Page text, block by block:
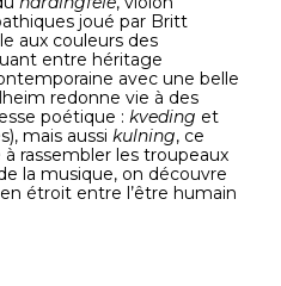
joué par Britt
aux couleurs des
entre héritage
avec une belle
redonne vie à des
poétique :kveding et
mais aussikulning, ce
rassembler les troupeaux
la musique, on découvre
étroit entre l’être humain